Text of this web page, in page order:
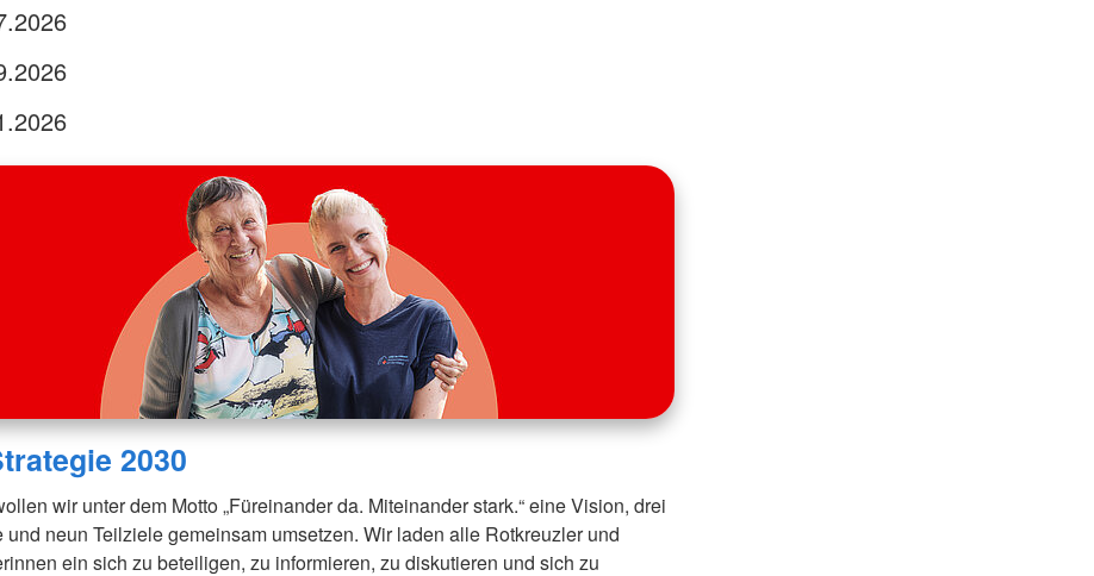
2030
wir unter dem Motto „Füreinander da. Miteinander stark.“ eine Vision, drei
und neun Teilziele gemeinsam umsetzen. Wir laden alle Rotkreuzler und
ein sich zu beteiligen, zu informieren, zu diskutieren und sich zu